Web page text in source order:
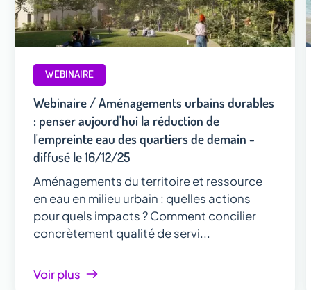
WEBINAIRE
Webinaire / Aménagements urbains durables
: penser aujourd'hui la réduction de
l'empreinte eau des quartiers de demain -
diffusé le 16/12/25
Aménagements du territoire et ressource
en eau en milieu urbain : quelles actions
pour quels impacts ? Comment concilier
concrètement qualité de servi...
Voir plus